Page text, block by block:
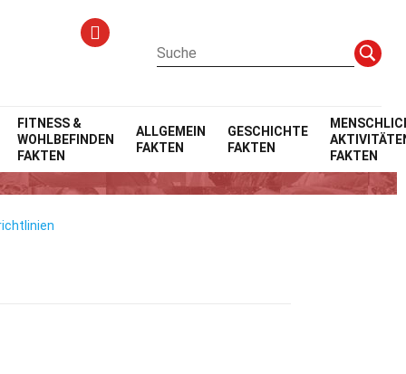
FITNESS &
WOHLBEFINDEN
FAKTEN
ALLGEMEIN
FAKTEN
GESCHICHTE
FAKTEN
FAKTEN